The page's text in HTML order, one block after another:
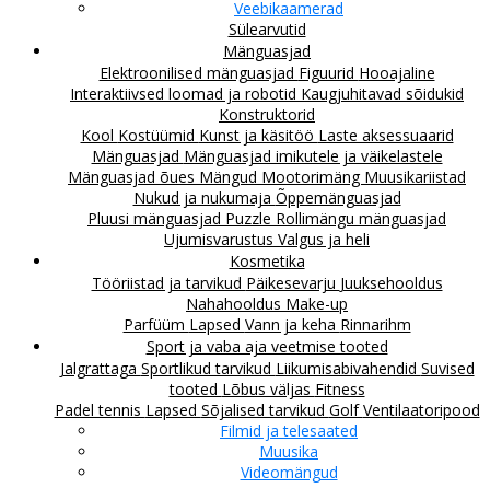
Veebikaamerad
Sülearvutid
Mänguasjad
Elektroonilised mänguasjad Figuurid Hooajaline
Interaktiivsed loomad ja robotid Kaugjuhitavad sõidukid
Konstruktorid
Kool Kostüümid Kunst ja käsitöö Laste aksessuaarid
Mänguasjad Mänguasjad imikutele ja väikelastele
Mänguasjad õues Mängud Mootorimäng Muusikariistad
Nukud ja nukumaja Õppemänguasjad
Pluusi mänguasjad Puzzle Rollimängu mänguasjad
Ujumisvarustus Valgus ja heli
Kosmetika
Tööriistad ja tarvikud Päikesevarju Juuksehooldus
Nahahooldus Make-up
Parfüüm Lapsed Vann ja keha Rinnarihm
Sport ja vaba aja veetmise tooted
Jalgrattaga Sportlikud tarvikud Liikumisabivahendid Suvised
tooted Lõbus väljas Fitness
Padel tennis Lapsed Sõjalised tarvikud GolfVentilaatoripood
Filmid ja telesaated
Muusika
Videomängud